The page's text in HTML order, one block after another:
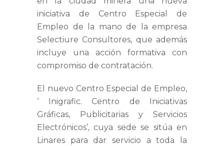
iniciativa de Centro Especial de
Empleo de la mano de la empresa
Selectiure Consultores, que además
incluye una acción formativa con
compromiso de contratación.
El nuevo Centro Especial de Empleo,
‘ Inigrafic. Centro de Iniciativas
Gráficas, Publicitarias y Servicios
Electrónicos’, cuya sede se sitúa en
Linares para dar servicio a toda la